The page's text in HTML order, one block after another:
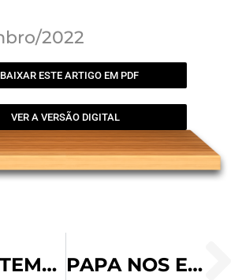
2022
BAIXAR ESTE ARTIGO EM PDF
VER A VERSÃO DIGITAL
AINDA TEMOS MÁRTIRES NOS DIAS DE HOJE? PAPA NOS ENSINA OS SEGREDOS PARA VIVER UM SANTO ADVENTO